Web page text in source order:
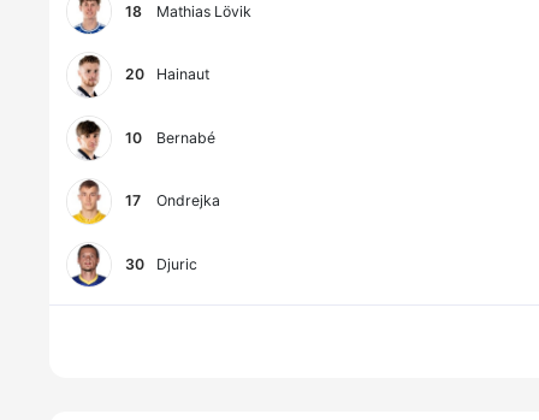
18 Mathias Lövik
20 Hainaut
10 Bernabé
17 Ondrejka
30 Djuric